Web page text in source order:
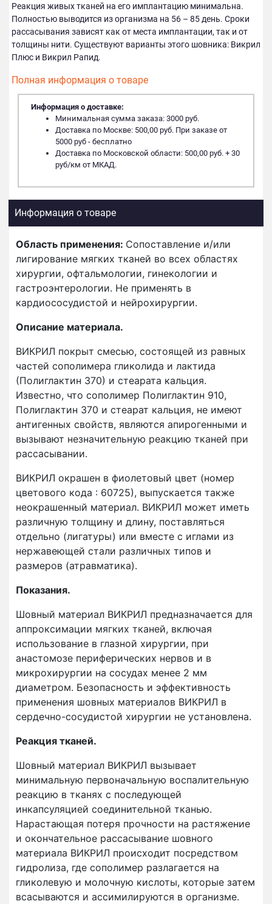
Реакция живых тканей на его имплантацию минимальна.
Полностью выводится из организма на 56 – 85 день. Сроки
рассасывания зависят как от места имплантации, так и от
толщины нити. Существуют варианты этого шовника: Викрил
Плюс и Викрил Рапид.
Полная информация о товаре
Информация о доставке:
Минимальная сумма заказа: 3000 руб.
Доставка по Москве: 500,00 руб. При заказе от
5000 руб - бесплатно
Доставка по Московской области: 500,00 руб. + 30
руб/км от МКАД.
Информация о товаре
Область применения: Сопоставление и/или
лигирование мягких тканей во всех областях
хирургии, офтальмологии, гинекологии и
гастроэнтерологии. Не применять в
кардиососудистой и нейрохирургии.
Описание материала.
ВИКРИЛ покрыт смесью, состоящей из равных
частей сополимера гликолида и лактида
(Полиглактин 370) и стеарата кальция.
Известно, что сополимер Полиглактин 910,
Полиглактин 370 и стеарат кальция, не имеют
антигенных свойств, являются апирогенными и
вызывают незначительную реакцию тканей при
рассасывании.
ВИКРИЛ окрашен в фиолетовый цвет (номер
цветового кода : 60725), выпускается также
неокрашенный материал. ВИКРИЛ может иметь
различную толщину и длину, поставляться
отдельно (лигатуры) или вместе с иглами из
нержавеющей стали различных типов и
размеров (атравматика).
Показания.
Шовный материал ВИКРИЛ предназначается для
аппроксимации мягких тканей, включая
использование в глазной хирургии, при
анастомозе периферических нервов и в
микрохирургии на сосудах менее 2 мм
диаметром. Безопасность и эффективность
применения шовных материалов ВИКРИЛ в
сердечно-сосудистой хирургии не установлена.
Реакция тканей.
Шовный материал ВИКРИЛ вызывает
минимальную первоначальную воспалительную
реакцию в тканях с последующей
инкапсуляцией соединительной тканью.
Нарастающая потеря прочности на растяжение
и окончательное рассасывание шовного
материала ВИКРИЛ происходит посредством
гидролиза, где сополимер разлагается на
гликолевую и молочную кислоты, которые затем
всасываются и ассимилируются в организме.